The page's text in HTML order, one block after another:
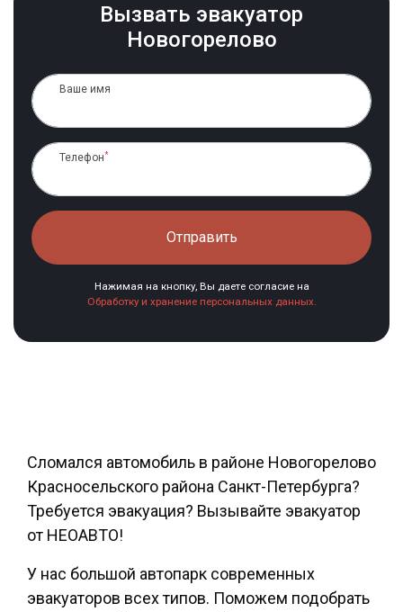
Вызвать эвакуатор
Новогорелово
Ваше имя
Телефон*
Отправить
Нажимая на кнопку, Вы даете согласие на
Обработку и хранение персональных данных.
Сломался автомобиль в районе Новогорелово
Красносельского района Санкт-Петербурга?
Требуется эвакуация? Вызывайте эвакуатор
от НЕОАВТО!
У нас большой автопарк современных
эвакуаторов всех типов. Поможем подобрать